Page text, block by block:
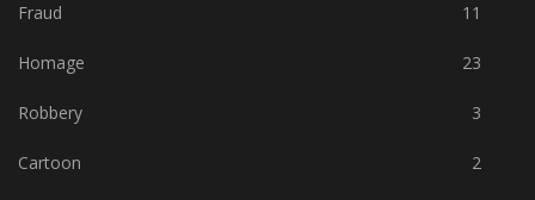
Fraud 11
Homage 23
Robbery 3
Cartoon 2